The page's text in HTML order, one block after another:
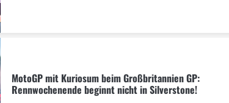
MotoGP mit Kuriosum beim Großbritannien GP:
Rennwochenende beginnt nicht in Silverstone!